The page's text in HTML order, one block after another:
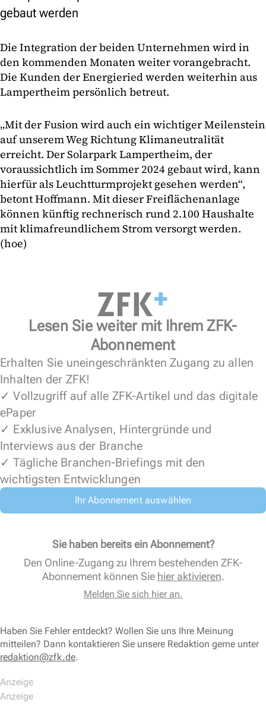
gebaut werden
Die Integration der beiden Unternehmen wird in
den kommenden Monaten weiter vorangebracht.
Die Kunden der Energieried werden weiterhin aus
Lampertheim persönlich betreut.
„Mit der Fusion wird auch ein wichtiger Meilenstein
auf unserem Weg Richtung Klimaneutralität
erreicht. Der Solarpark Lampertheim, der
voraussichtlich im Sommer 2024 gebaut wird, kann
hierfür als Leuchtturmprojekt gesehen werden“,
betont Hoffmann. Mit dieser Freiflächenanlage
können künftig rechnerisch rund 2.100 Haushalte
mit klimafreundlichem Strom versorgt werden.
(hoe)
Lesen Sie weiter mit Ihrem ZFK-
Abonnement
Erhalten Sie uneingeschränkten Zugang zu allen
Inhalten der ZFK!
✓ Vollzugriff auf alle ZFK-Artikel und das digitale
ePaper
✓ Exklusive Analysen, Hintergründe und
Interviews aus der Branche
✓ Tägliche Branchen-Briefings mit den
wichtigsten Entwicklungen
Ihr Abonnement auswählen
Sie haben bereits ein Abonnement?
Den Online-Zugang zu Ihrem bestehenden ZFK-
Abonnement können Sie hier aktivieren.
Melden Sie sich hier an.
Haben Sie Fehler entdeckt? Wollen Sie uns Ihre Meinung
mitteilen? Dann kontaktieren Sie unsere Redaktion gerne unter
redaktion@zfk.de.